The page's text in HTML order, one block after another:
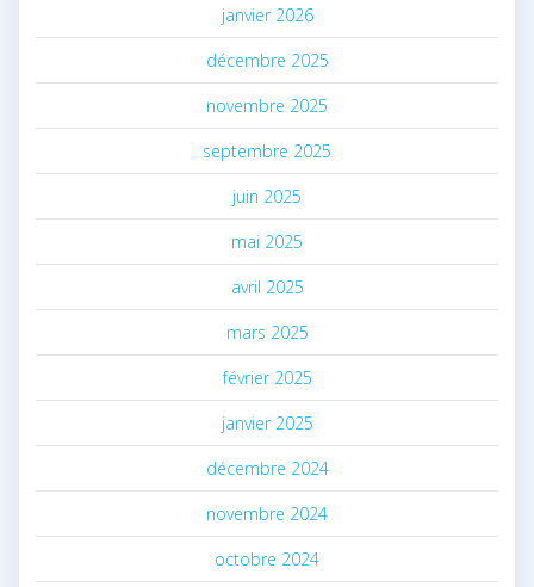
janvier 2026
décembre 2025
novembre 2025
septembre 2025
juin 2025
mai 2025
avril 2025
mars 2025
février 2025
janvier 2025
décembre 2024
novembre 2024
octobre 2024